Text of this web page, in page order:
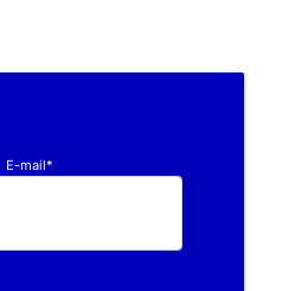
E-mail*